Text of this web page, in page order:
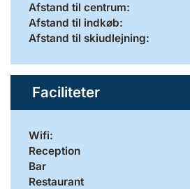
Afstand til centrum:
Afstand til indkøb:
Afstand til skiudlejning:
Faciliteter
Wifi:
Reception
Bar
Restaurant